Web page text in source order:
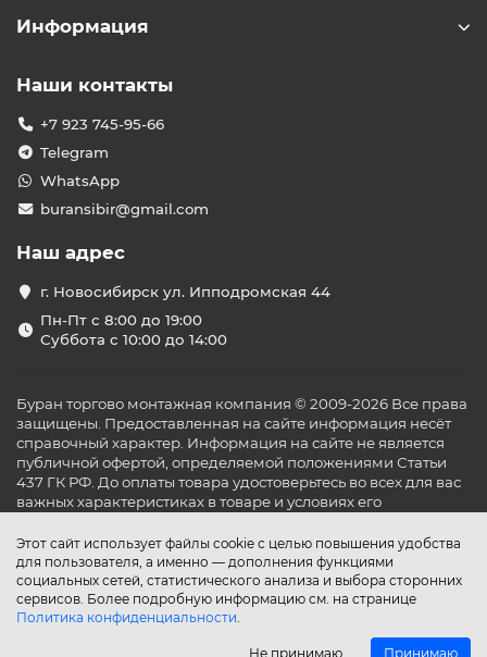
Этот сайт использует файлы cookie с целью повышения удобства
для пользователя, а именно — дополнения функциями
социальных сетей, статистического анализа и выбора сторонних
сервисов. Более подробную информацию см. на странице
Политика конфиденциальности.
Не принимаю Принимаю
Информация
Наши контакты
+7 923 745-95-66
Telegram
WhatsApp
buransibir@gmail.com
Наш адрес
г. Новосибирск ул. Ипподромская 44
Пн-Пт с 8:00 до 19:00
Суббота с 10:00 до 14:00
Буран торгово монтажная компания © 2009-2026 Все права
защищены. Предоставленная на сайте информация несёт
справочный характер. Информация на сайте не является
публичной офертой, определяемой положениями Статьи
437 ГК РФ. До оплаты товара удостоверьтесь во всех для вас
важных характеристиках в товаре и условиях его